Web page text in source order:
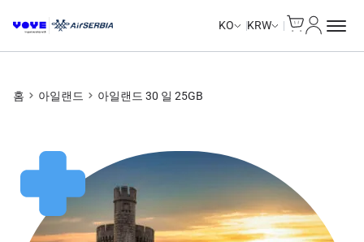
KO KRW
홈 아일랜드 아일랜드 30 일 25GB